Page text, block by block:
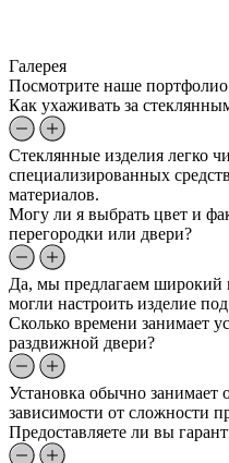
Галерея
Посмотрите наше портфолио
Как ухаживать за
Стеклянные изделия легко
специализированных
материалов.
Могу ли я выбрать цвет и
перегородки или двери?
Да, мы предлагаем широкий
могли настроить изделие
Сколько времени занимает
раздвижной двери?
Установка обычно занимает
зависимости от сложности
Предоставляете ли вы